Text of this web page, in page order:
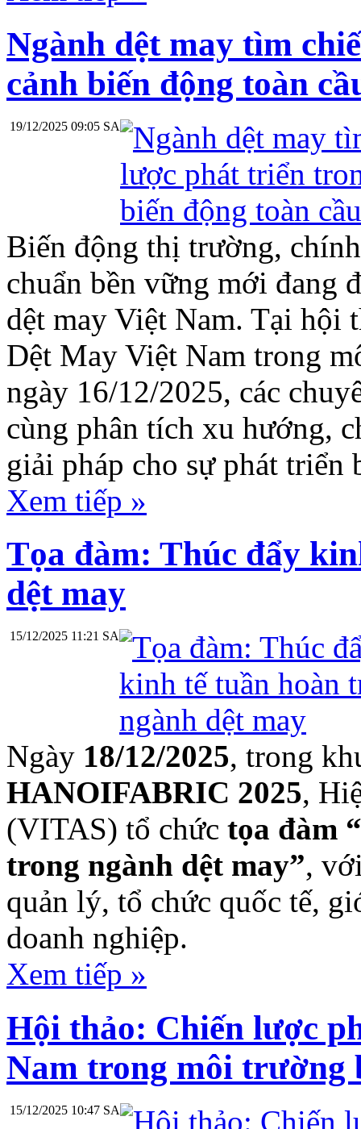
Ngành dệt may tìm
cảnh biến động toàn
19/12/2025 09:05 SA
Biến động thị trường,
chuẩn bền vững mới đang
dệt may Việt Nam. Tại hội
Dệt May Việt Nam trong
ngày 16/12/2025, các
cùng phân tích xu hướng,
giải pháp cho sự phát triển
Xem tiếp »
Tọa đàm: Thúc đẩy
dệt may
15/12/2025 11:21 SA
Ngày 18/12/2025, trong
HANOIFABRIC 2025,
(VITAS) tổ chức tọa đàm
trong ngành dệt may”,
quản lý, tổ chức quốc tế,
doanh nghiệp.
Xem tiếp »
Hội thảo: Chiến lược
Nam trong môi trường
15/12/2025 10:47 SA